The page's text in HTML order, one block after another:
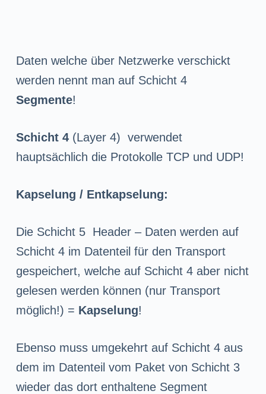
Daten welche über Netzwerke verschickt
werden nennt man auf Schicht 4
Segmente!
Schicht 4(Layer 4) verwendet
hauptsächlich die Protokolle TCP und UDP!
Kapselung / Entkapselung:
Die Schicht 5 Header – Daten werden auf
Schicht 4 im Datenteil für den Transport
gespeichert, welche auf Schicht 4 aber nicht
gelesen werden können (nur Transport
möglich!) = Kapselung!
Ebenso muss umgekehrt auf Schicht 4 aus
dem im Datenteil vom Paket von Schicht 3
wieder das dort enthaltene Segment